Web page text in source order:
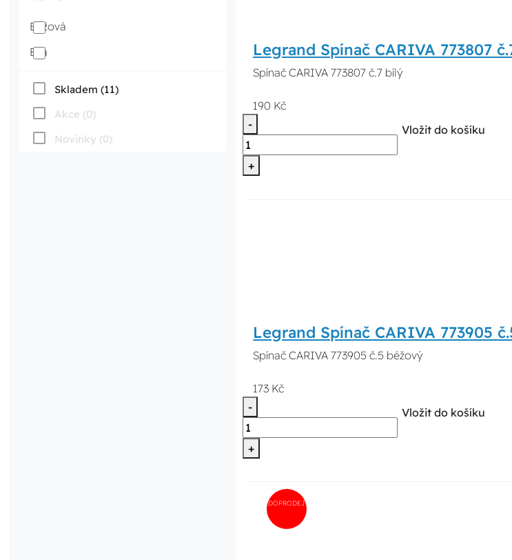
Béžová
Bílá
Skladem (11)
Akce (0)
Novinky (0)
Legrand Spínač CARIVA 773807
Spínač CARIVA 773807 č.7 bílý
190 Kč
-
+
Vložit do košíku
Legrand Spínač CARIVA 773905
Spínač CARIVA 773905 č.5 béžový
173 Kč
-
+
Vložit do košíku
DOPRODEJ